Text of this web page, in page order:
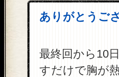
ありがとうご
最終回から10
すだけで胸が